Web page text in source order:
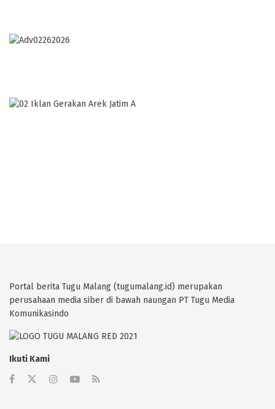
Portal berita Tugu Malang (tugumalang.id) merupakan
perusahaan media siber di bawah naungan PT Tugu Media
Komunikasindo
Ikuti Kami